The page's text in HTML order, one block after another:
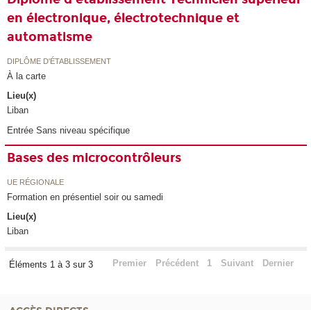
en électronique, électrotechnique et
automatisme
DIPLÔME D'ÉTABLISSEMENT
À la carte
Lieu(x)
Liban
Entrée Sans niveau spécifique
Bases des microcontrôleurs
UE RÉGIONALE
Formation en présentiel soir ou samedi
Lieu(x)
Liban
Éléments 1 à 3 sur 3 Premier Précédent 1 Suivant Dernier